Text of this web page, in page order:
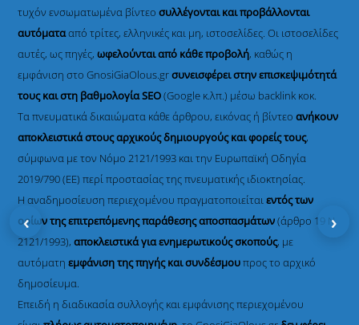
τυχόν ενσωματωμένα βίντεοσυλλέγονται και προβάλλονται
αυτόματααπό τρίτες, ελληνικές και μη, ιστοσελίδες. Οι ιστοσελίδες
αυτές, ως πηγές,ωφελούνται από κάθε προβολή, καθώς η
εμφάνιση στο GnosiGiaOlous.grσυνεισφέρει στην επισκεψιμότητά
τους και στη βαθμολογία SEO(Google κ.λπ.) μέσω backlink κοκ.
Τα πνευματικά δικαιώματα κάθε άρθρου, εικόνας ή βίντεοανήκουν
αποκλειστικά στους αρχικούς δημιουργούς και φορείς τους,
σύμφωνα με τον Νόμο 2121/1993 και την Ευρωπαϊκή Οδηγία
2019/790 (ΕΕ) περί προστασίας της πνευματικής ιδιοκτησίας.
Η αναδημοσίευση περιεχομένου πραγματοποιείταιεντός των
ορίων της επιτρεπόμενης παράθεσης αποσπασμάτων(άρθρο 19 Ν.
2121/1993), αποκλειστικά για ενημερωτικούς σκοπούς, με
αυτόματηεμφάνιση της πηγής και συνδέσμουπρος το αρχικό
δημοσίευμα.
Επειδή η διαδικασία συλλογής και εμφάνισης περιεχομένου
‹ ›